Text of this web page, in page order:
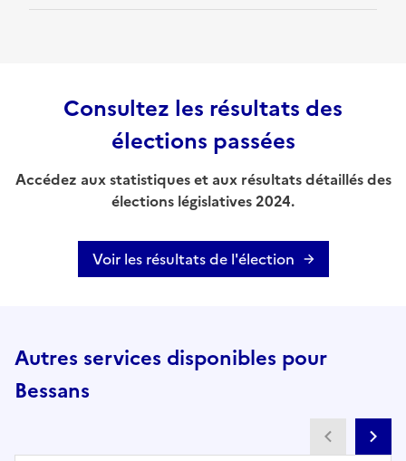
Consultez les résultats des
élections passées
Accédez aux statistiques et aux résultats détaillés des
élections législatives 2024.
Voir les résultats de l'élection
Autres services disponibles pour
Bessans